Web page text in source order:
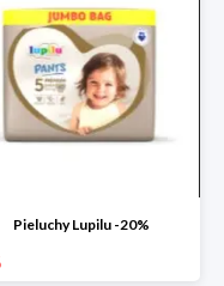
Pieluchy Lupilu -20%